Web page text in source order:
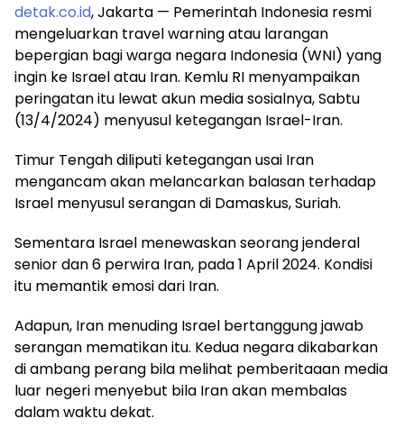
detak.co.id, Jakarta — Pemerintah Indonesia resmi
mengeluarkan travel warning atau larangan
bepergian bagi warga negara Indonesia (WNI) yang
ingin ke Israel atau Iran. Kemlu RI menyampaikan
peringatan itu lewat akun media sosialnya, Sabtu
(13/4/2024) menyusul ketegangan Israel-Iran.
Timur Tengah diliputi ketegangan usai Iran
mengancam akan melancarkan balasan terhadap
Israel menyusul serangan di Damaskus, Suriah.
Sementara Israel menewaskan seorang jenderal
senior dan 6 perwira Iran, pada 1 April 2024. Kondisi
itu memantik emosi dari Iran.
Adapun, Iran menuding Israel bertanggung jawab
serangan mematikan itu. Kedua negara dikabarkan
di ambang perang bila melihat pemberitaaan media
luar negeri menyebut bila Iran akan membalas
dalam waktu dekat.